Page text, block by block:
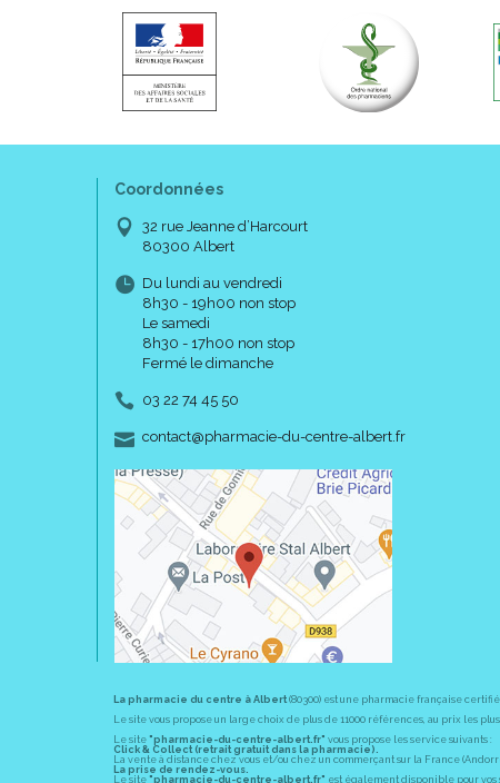
Coordonnées
32 rue Jeanne d’Harcourt
80300 Albert
Du lundi au vendredi
8h30 - 19h00 non stop
Le samedi
8h30 - 17h00 non stop
Fermé le dimanche
03 22 74 45 50
contact-
@-
pharmacie-du-centre-albert.fr
La pharmacie du centre à Albert(80300) est une pharmacie française
Le site vous propose un large choix de plus de 11000 références, au prix les
Le site "pharmacie-du-centre-albert.fr" vous propose les service suivants :
Click & Collect (retrait gratuit dans la pharmacie).
La vente à distance chez vous et/ou chez un commerçant sur la France
La prise de rendez-vous.
Le site "pharmacie-du-centre-albert.fr" est également disponible pour vos